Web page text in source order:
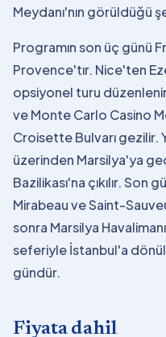
Meydanı'nın görüldüğü
Programın son üç günü
Provence'tır. Nice'ten
opsiyonel turu
ve Monte Carlo Casino
Croisette Bulvarı gezilir.
üzerinden Marsilya'ya
Bazilikası'na çıkılır.
Mirabeau ve Saint-
sonra Marsilya
seferiyle İstanbul'a
gündür.
Fiyata dahil